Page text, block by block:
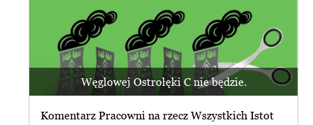
Węglowej Ostrołęki C nie będzie.
Komentarz Pracowni na rzecz Wszystkich Istot